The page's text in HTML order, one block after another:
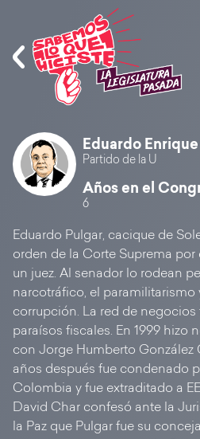
Eduardo
Partido de la U
Años en el
6
Eduardo Pulgar, cacique de
orden de la Corte Suprema
un juez. Al senador lo rodean
narcotráfico, el paramilitarismo
corrupción. La red de negocios
paraísos fiscales. En 1999 hizo
con Jorge Humberto González
años después fue condenado
Colombia y fue extraditado a
David Char confesó ante la
la Paz que Pulgar fue su